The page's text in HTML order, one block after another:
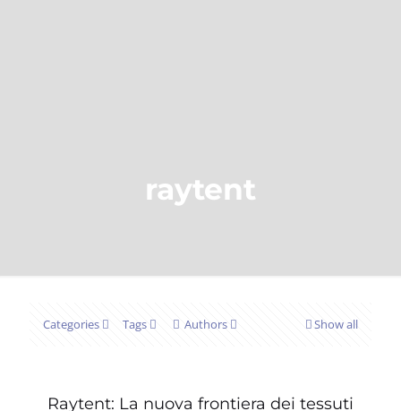
raytent
Categories Tags Authors Show all
Raytent: La nuova frontiera dei tessuti